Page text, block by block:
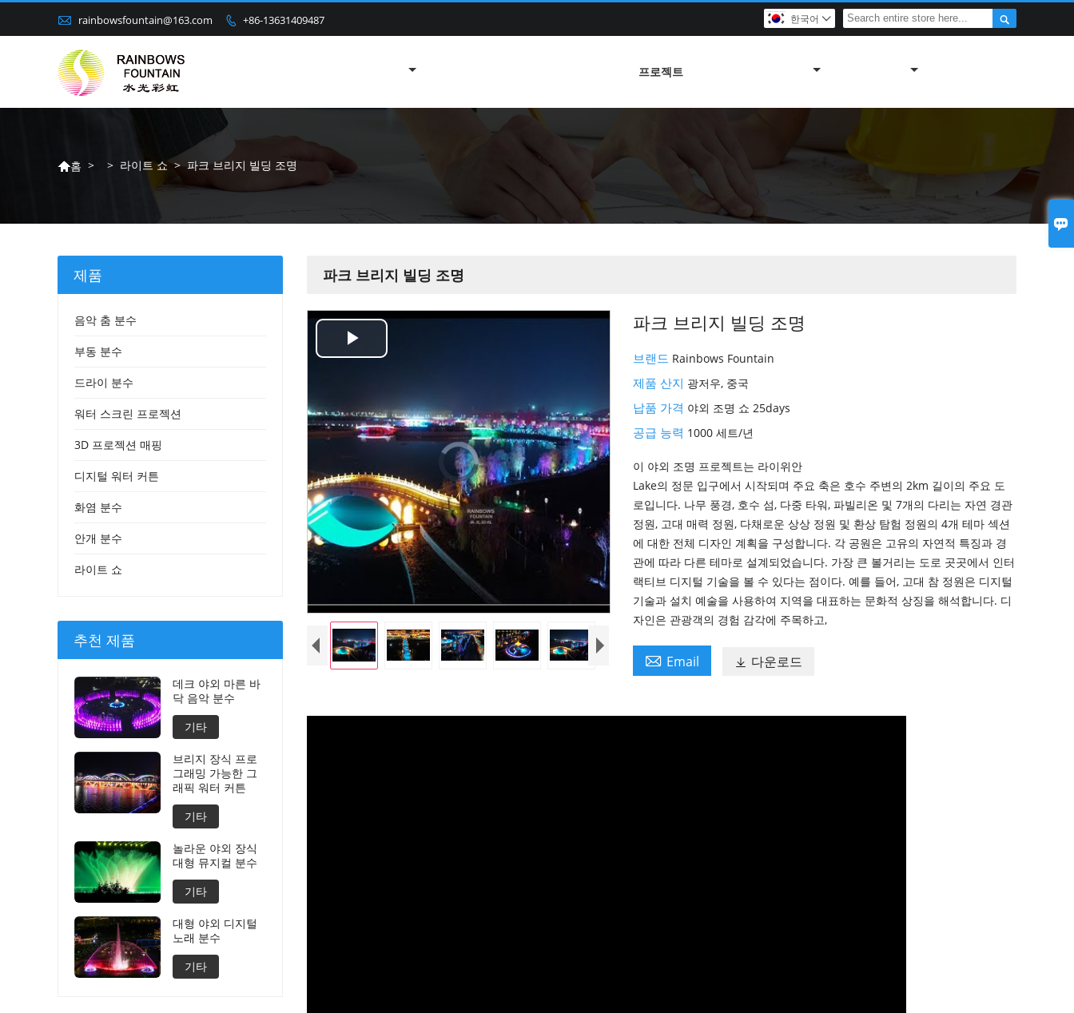

 rainbowsfountain@163.com  +86-13631409487 
한국어 
프로젝트
홈 > > 라이트 쇼 > 파크 브리지 빌딩 조명
파크 브리지 빌딩 조명
Video
Player
loading.
Play
Video
파크 브리지 빌딩 조명
브랜드 Rainbows Fountain
제품 산지 광저우, 중국
납품 가격 야외 조명 쇼 25days
공급 능력 1000 세트/년
이 야외 조명 프로젝트는 라이위안
Lake의 정문 입구에서 시작되며 주요 축은 호수 주변의 2km 길이의 주요 도
로입니다. 나무 풍경, 호수 섬, 다중 타워, 파빌리온 및 7개의 다리는 자연 경관
정원, 고대 매력 정원, 다채로운 상상 정원 및 환상 탐험 정원의 4개 테마 섹션
에 대한 전체 디자인 계획을 구성합니다. 각 공원은 고유의 자연적 특징과 경
관에 따라 다른 테마로 설계되었습니다. 가장 큰 볼거리는 도로 곳곳에서 인터
랙티브 디지털 기술을 볼 수 있다는 점이다. 예를 들어, 고대 참 정원은 디지털
기술과 설치 예술을 사용하여 지역을 대표하는 문화적 상징을 해석합니다. 디
자인은 관광객의 경험 감각에 주목하고,
 Email  다운로드
제품
음악 춤 분수
부동 분수
드라이 분수
워터 스크린 프로젝션
3D 프로젝션 매핑
디지털 워터 커튼
화염 분수
안개 분수
라이트 쇼
추천 제품
데크 야외 마른 바
닥 음악 분수
기타
브리지 장식 프로
그래밍 가능한 그
래픽 워터 커튼
기타
놀라운 야외 장식
대형 뮤지컬 분수
기타
대형 야외 디지털
노래 분수
기타